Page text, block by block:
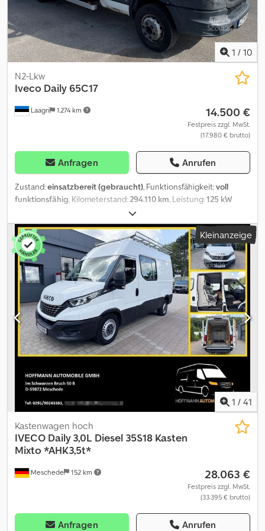
1 / 10
Laagri 1.274 km
N2-Lkw
Iveco Daily 65C17
14.500 €
Festpreis zzgl. MwSt.
(17.980 € brutto)
Anfragen Anrufen
Zustand:einsatzbereit (gebraucht), Funktionsfähigkeit:voll
funktionsfähig, Kilometerstand:294.110 km, Leistung:125 kW
, Radstand:
Gesamtgewicht:6.500 kg, Leergewicht:3.700 kg, Erstzulassung:
02/2012, Emissionsklasse: Euro6, Farbe: Weiß
, Fahrerkabine:
Fahrerhaus, Baujahr:2012
, Maschinen-/Fahrzeugnummer:
ZCFC65C110D461845, Ausstattung:ABS, Airbag, Klimaanlage,
Servolenkung, Tempomat, Traktionskontrolle,
Zentralverriegelung, elektrische Fensterheberregelung,
Gebrauchter, aber funktionsfähiger Zustand Cjdpfoyuxbusx
Ahioha
Kleinanzeige
1 / 41
Meschede 152 km
Kastenwagen hoch
IVECO Daily 3,0L Diesel 35S18 Kasten
Mixto *AHK3,5t*
28.063 €
Festpreis zzgl. MwSt.
(33.395 € brutto)
Anfragen Anrufen